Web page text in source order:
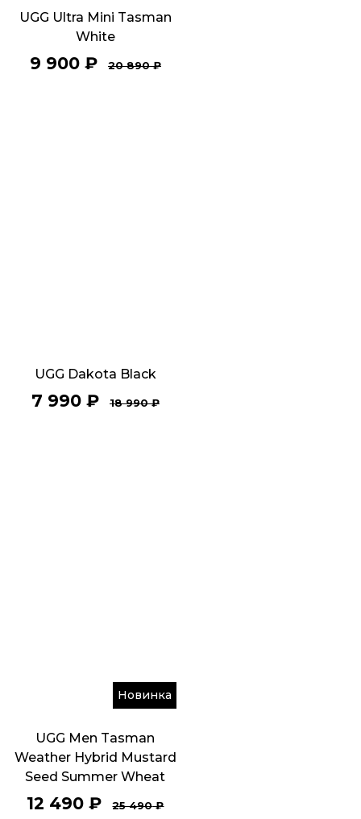
UGG Ultra Mini Tasman
White
9 900₽ 20 890₽
UGG Dakota Black
7 990₽ 18 990₽
Новинка
UGG Men Tasman
Weather Hybrid Mustard
Seed Summer Wheat
12 490 ₽ 25 490₽